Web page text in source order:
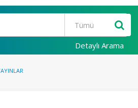
Detaylı Arama